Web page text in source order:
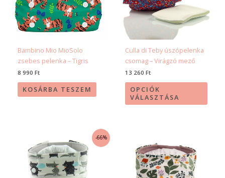
Bambino Mio MioSolo
zsebes pelenka – Tigris
8 990Ft
KOSÁRBA TESZEM
Culla di Teby úszópelenka
csomag – Virágzó mező
13 260Ft
OPCIÓK
VÁLASZTÁSA
A
-66%
price
was:
11
880 Ft.
price
is:
3
990 Ft.
Ennek
a